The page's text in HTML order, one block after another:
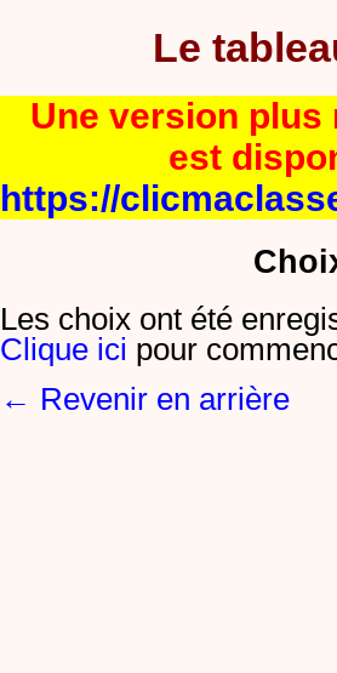
Le
Une version plus
est
https://
Les choix ont été
Clique ici pour
← Revenir en arrière